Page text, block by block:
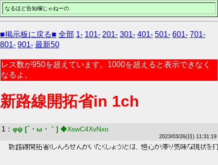
なるほど告知欄じゃねーの
■掲示板に戻る■ 全部 1- 101- 201- 301- 401- 501- 601- 701-
801- 901- 最新50
レス数が950を超えています。1000を超えると表示できなく
なるよ。
新路線開拓省in 1ch
1 ： φψ [´・ω・｀] ◆XswC4XvNxo
2023/03/26(日) 11:31:19
新路線開拓省(しんろせんかいたくしょう)とは、恒心が滞り気味な現状を